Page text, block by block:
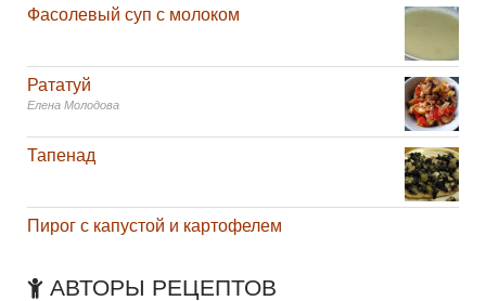
Фасолевый суп с молоком
Рататуй
Елена Молодова
Тапенад
Пирог с капустой и картофелем
АВТОРЫ РЕЦЕПТОВ